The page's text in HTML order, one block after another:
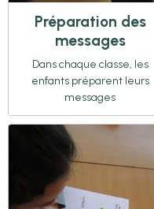
Préparation des
messages
Dans chaque classe, les
enfants préparent leurs
messages